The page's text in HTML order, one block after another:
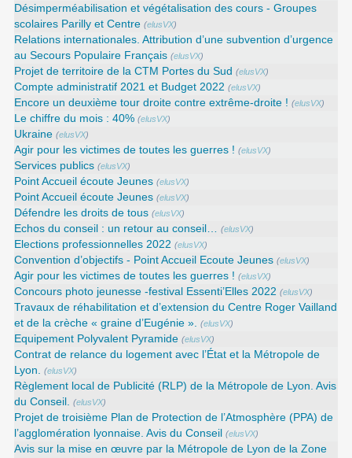
Désimperméabilisation et végétalisation des cours - Groupes
scolaires Parilly et Centre (elusVX)
Relations internationales. Attribution d’une subvention d’urgence
au Secours Populaire Français (elusVX)
Projet de territoire de la CTM Portes du Sud (elusVX)
Compte administratif 2021 et Budget 2022 (elusVX)
Encore un deuxième tour droite contre extrême-droite ! (elusVX)
Le chiffre du mois : 40% (elusVX)
Ukraine (elusVX)
Agir pour les victimes de toutes les guerres ! (elusVX)
Services publics (elusVX)
Point Accueil écoute Jeunes (elusVX)
Point Accueil écoute Jeunes (elusVX)
Défendre les droits de tous (elusVX)
Echos du conseil : un retour au conseil… (elusVX)
Elections professionnelles 2022 (elusVX)
Convention d’objectifs - Point Accueil Ecoute Jeunes (elusVX)
Agir pour les victimes de toutes les guerres ! (elusVX)
Concours photo jeunesse -festival Essenti’Elles 2022 (elusVX)
Travaux de réhabilitation et d’extension du Centre Roger Vailland
et de la crèche « graine d’Eugénie ». (elusVX)
Equipement Polyvalent Pyramide (elusVX)
Contrat de relance du logement avec l’État et la Métropole de
Lyon. (elusVX)
Règlement local de Publicité (RLP) de la Métropole de Lyon. Avis
du Conseil. (elusVX)
Projet de troisième Plan de Protection de l’Atmosphère (PPA) de
l’agglomération lyonnaise. Avis du Conseil
(elusVX)
Avis sur la mise en œuvre par la Métropole de Lyon de la Zone